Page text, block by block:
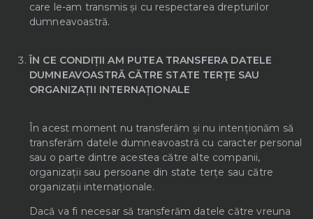
care le-am transmis și cu respectarea drepturilor
dumneavoastră.
ÎN CE CONDIȚII AM PUTEA TRANSFERA DATELE
DUMNEAVOASTRĂ CĂTRE STATE TERȚE SAU
ORGANIZAȚII INTERNAȚIONALE
În acest moment nu transferăm și nu intenționăm să
transferăm datele dumneavoastră cu caracter personal
sau o parte dintre acestea către alte companii,
organizații sau persoane din state terțe sau către
organizații internaționale.
Dacă va fi necesar să transferăm datele către vreuna